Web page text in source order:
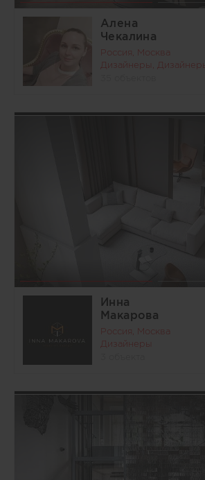
Алена
Чекалина
Россия, Москва
Дизайнеры, Дизайнеры
Инна
Макарова
Россия, Москва
Дизайнеры